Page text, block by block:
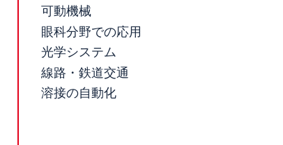
可動機械
眼科分野での応用
光学システム
線路・鉄道交通
溶接の自動化